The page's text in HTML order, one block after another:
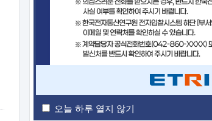
오늘 하루 열지 않기
[2026-52호] ETRI, ITU-T 자율주행차 국제표준화 주도한다